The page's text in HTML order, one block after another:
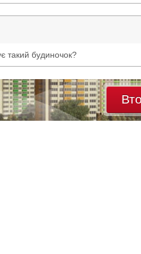
такий будиночок?